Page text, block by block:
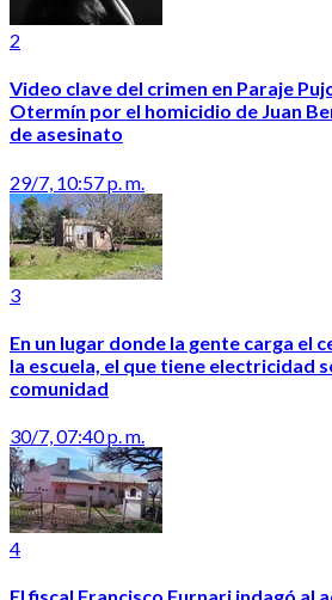
2
Video clave del crimen en Paraje
Otermín por el homicidio de Juan
de asesinato
29/7, 10:57 p. m.
3
En un lugar donde la gente carga el
la escuela, el que tiene electricidad
comunidad
30/7, 07:40 p. m.
4